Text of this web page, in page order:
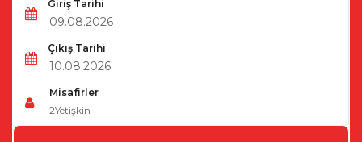
Giriş Tarihi
Çıkış Tarihi
Misafirler
2Yetişkin